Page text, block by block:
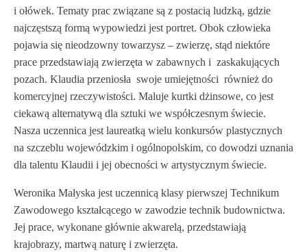
i ołówek. Tematy prac związane są z postacią ludzką, gdzie
najczęstszą formą wypowiedzi jest portret. Obok człowieka
pojawia się nieodzowny towarzysz – zwierzę, stąd niektóre
prace przedstawiają zwierzęta w zabawnych i zaskakujących
pozach. Klaudia przeniosła swoje umiejętności również do
komercyjnej rzeczywistości. Maluje kurtki dżinsowe, co jest
ciekawą alternatywą dla sztuki we współczesnym świecie.
Nasza uczennica jest laureatką wielu konkursów plastycznych
na szczeblu wojewódzkim i ogólnopolskim, co dowodzi uznania
dla talentu Klaudii i jej obecności w artystycznym świecie.
Weronika Małyska jest uczennicą klasy pierwszej Technikum
Zawodowego kształcącego w zawodzie technik budownictwa.
Jej prace, wykonane głównie akwarelą, przedstawiają
krajobrazy, martwą naturę i zwierzęta.